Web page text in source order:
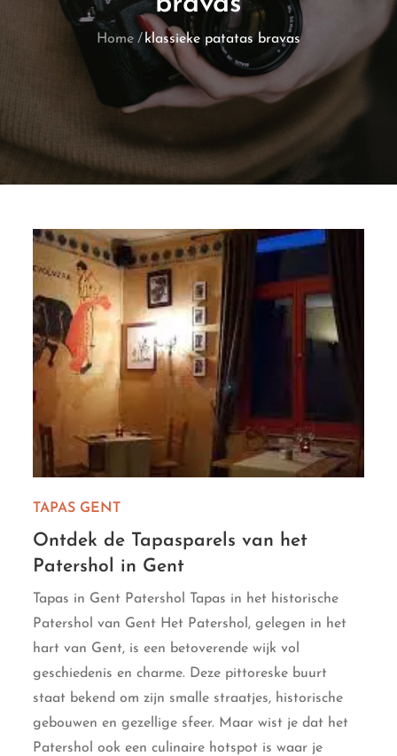
Home klassieke patatas bravas
TAPAS GENT
Ontdek de Tapasparels van het
Patershol in Gent
Tapas in Gent Patershol Tapas in het historische
Patershol van Gent Het Patershol, gelegen in het
hart van Gent, is een betoverende wijk vol
geschiedenis en charme. Deze pittoreske buurt
staat bekend om zijn smalle straatjes, historische
gebouwen en gezellige sfeer. Maar wist je dat het
Patershol ook een culinaire hotspot is waar je